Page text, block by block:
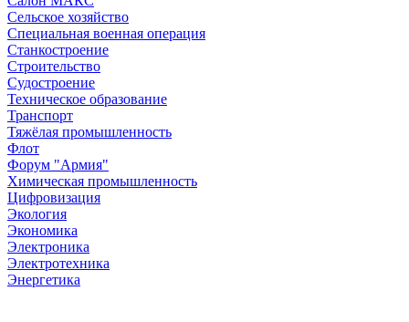
Сельское хозяйство
Специальная военная операция
Станкостроение
Строительство
Судостроение
Техническое образование
Транспорт
Тяжёлая промышленность
Флот
Форум "Армия"
Химическая промышленность
Цифровизация
Экология
Экономика
Электроника
Электротехника
Энергетика